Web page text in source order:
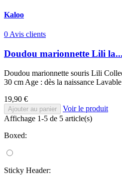
Kaloo
0 Avis clients
Doudou marionnette Lili la...
Doudou marionnette souris Lili
30 cm Age : dès la naissance
19,90 €Prix
Ajouter au panier
Voir le produit
Affichage 1-5 de 5 article(s)
Boxed:
Sticky Header: